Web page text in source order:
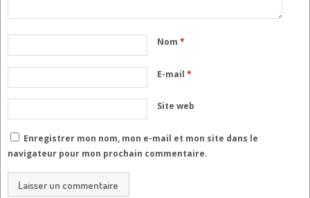
Nom *
E-mail *
Site web
Enregistrer mon nom, mon e-mail et mon site dans le
navigateur pour mon prochain commentaire.